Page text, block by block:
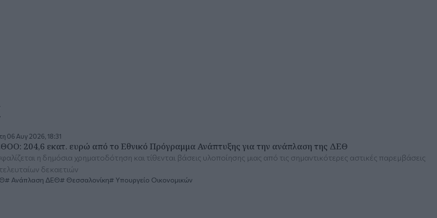
06 Αυγ 2026, 18:31
204,6 εκατ. ευρώ από το Εθνικό Πρόγραμμα Ανάπτυξης για την ανάπλαση της ΔΕΘ
η δημόσια χρηματοδότηση και τίθενται βάσεις υλοποίησης μιας από τις σημαντικότερες αστικές παρεμβάσεις
δεκαετιών
Ανάπλαση ΔΕΘ Θεσσαλονίκη Υπουργείο Οικονομικών